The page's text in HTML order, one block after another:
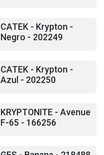
CATEK - Krypton -
Negro - 202249
CATEK - Krypton -
Azul - 202250
KRYPTONITE - Avenue
F-65 - 166256